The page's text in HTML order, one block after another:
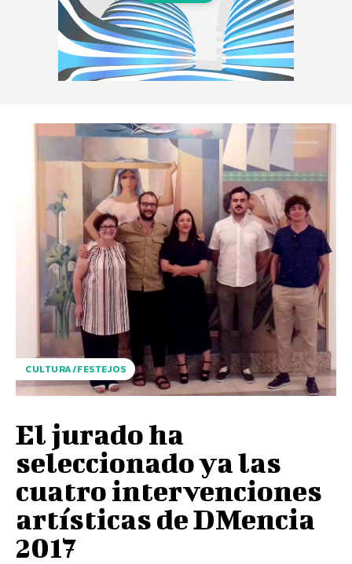
CULTURA/FESTEJOS
El jurado ha
seleccionado ya las
cuatro intervenciones
artísticas de DMencia
2017